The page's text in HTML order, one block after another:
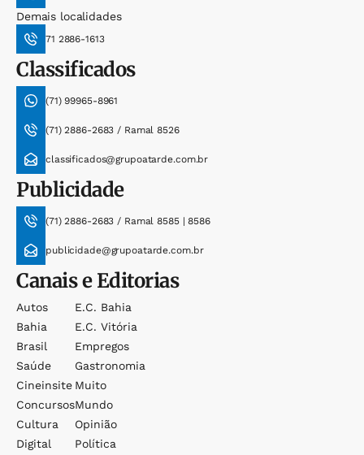
Demais localidades
71 2886-1613
Classificados
(71) 99965-8961
(71) 2886-2683 / Ramal 8526
classificados@grupoatarde.com.br
Publicidade
(71) 2886-2683 / Ramal 8585 | 8586
publicidade@grupoatarde.com.br
Canais e Editorias
Autos
Bahia
Brasil
Saúde
Cineinsite
Concursos
Cultura
Digital
E.c. Bahia
E.c. Vitória
Empregos
Gastronomia
Muito
Mundo
Opinião
Política